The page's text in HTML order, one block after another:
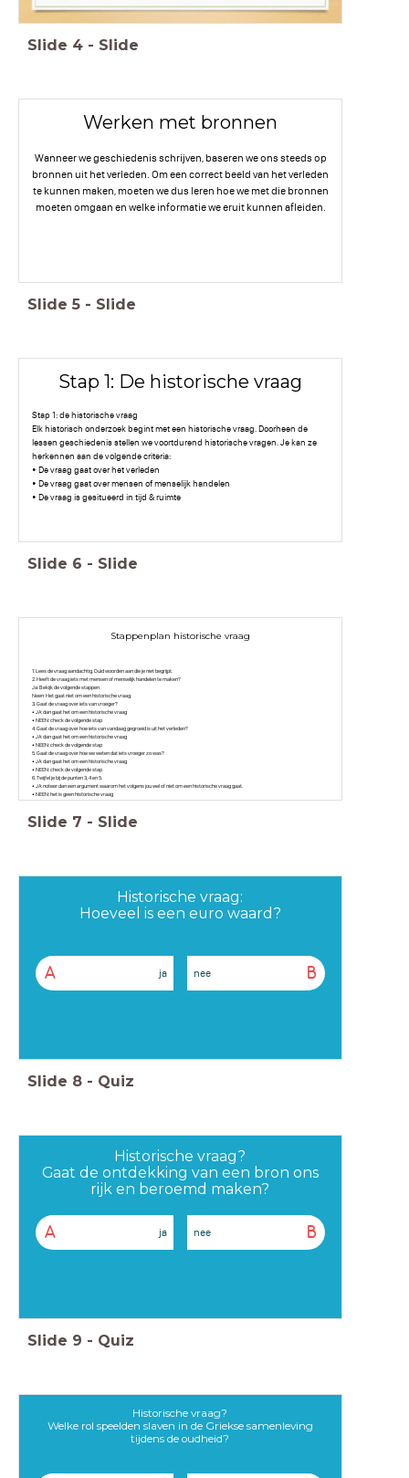
Slide 4 - Slide
Werken met bronnen
Wanneer we geschiedenis schrijven, baseren we ons steeds op
bronnen uit het verleden. Om een correct beeld van het verleden
te kunnen maken, moeten we dus leren hoe we met die bronnen
moeten omgaan en welke informatie we eruit kunnen afleiden.
Slide 5 - Slide
Stap 1: De historische vraag
Stap 1: de historische vraag
Elk historisch onderzoek begint met een historische vraag. Doorheen de
lessen geschiedenis stellen we voortdurend historische vragen. Je kan ze
herkennen aan de volgende criteria:
• De vraag gaat over het verleden
• De vraag gaat over mensen of menselijk handelen
• De vraag is gesitueerd in tijd & ruimte
Slide 6 - Slide
Stappenplan historische vraag
1. Lees de vraag aandachtig. Duid woorden aan die je niet begrijpt.
2. Heeft de vraag iets met mensen of menselijk handelen te maken?
Ja: Bekijk de volgende stappen
Neen: Het gaat niet om een historische vraag.
3. Gaat de vraag over iets van vroeger?
• JA: dan gaat het om een historische vraag
• NEEN: check de volgende stap
4. Gaat de vraag over hoe iets van vandaag gegroeid is uit het verleden?
• JA: dan gaat het om een historische vraag
• NEEN: check de volgende stap
5. Gaat de vraag over hoe we weten dat iets vroeger zo was?
• JA: dan gaat het om een historische vraag
• NEEN: check de volgende stap
6. Twijfel je bij de punten 3, 4 en 5.
• JA: noteer dan een argument waarom het volgens jou wel of niet om een historische vraag gaat.
• NEEN: het is geen historische vraag
Slide 7 - Slide
Historische vraag:
Hoeveel is een euro waard?
A ja B
nee
Slide 8 - Quiz
Historische vraag?
Gaat de ontdekking van een bron ons
rijk en beroemd maken?
A ja B
nee
Slide 9 - Quiz
Historische vraag?
Welke rol speelden slaven in de Griekse samenleving
tijdens de oudheid?